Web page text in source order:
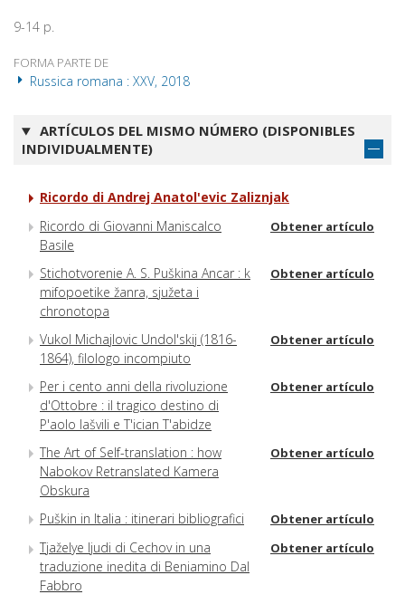
9-14 p.
FORMA PARTE DE
Russica romana : XXV, 2018
ARTÍCULOS DEL MISMO NÚMERO (DISPONIBLES
INDIVIDUALMENTE)
Ricordo di Andrej Anatol'evic Zaliznjak
Ricordo di Giovanni Maniscalco
Basile
Obtener artículo
Stichotvorenie A. S. Puškina Ancar : k
mifopoetike žanra, sjužeta i
chronotopa
Obtener artículo
Vukol Michajlovic Undol'skij (1816-
1864), filologo incompiuto
Obtener artículo
Per i cento anni della rivoluzione
d'Ottobre : il tragico destino di
P'aolo Iašvili e T'ician T'abidze
Obtener artículo
The Art of Self-translation : how
Nabokov Retranslated Kamera
Obskura
Obtener artículo
Puškin in Italia : itinerari bibliografici Obtener artículo
Tjaželye ljudi di Cechov in una
traduzione inedita di Beniamino Dal
Fabbro
Obtener artículo